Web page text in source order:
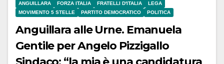
ANGUILLARA FORZA ITALIA FRATELLI D'ITALIA
LEGA
MOVIMENTO 5 STELLE
PARTITO DEMOCRATICO POLITICA
Anguillara alle Urne. Emanuela
Gentile per Angelo Pizzigallo